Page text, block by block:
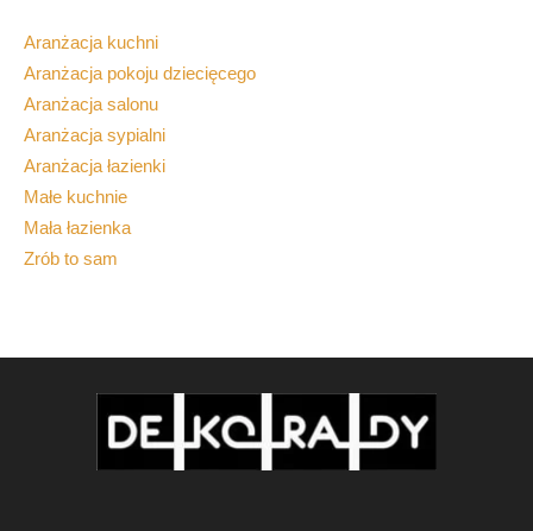
Aranżacja kuchni
Aranżacja pokoju dziecięcego
Aranżacja salonu
Aranżacja sypialni
Aranżacja łazienki
Małe kuchnie
Mała łazienka
Zrób to sam